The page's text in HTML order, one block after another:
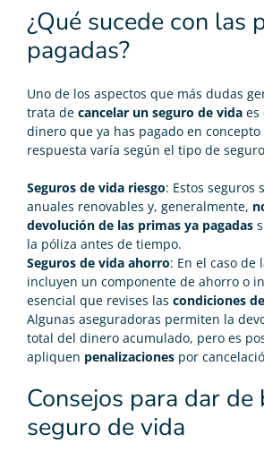
¿Qué sucede con las
pagadas?
Uno de los aspectos que más dudas
trata de cancelar un seguro de vida es
dinero que ya has pagado en concepto
respuesta varía según el tipo de
Seguros de vida riesgo: Estos seguros
anuales renovables y, generalmente,
devolución de las primas ya pagadas
la póliza antes de tiempo.
Seguros de vida ahorro: En el caso de
incluyen un componente de ahorro o
esencial que revises las condiciones
Algunas aseguradoras permiten la
total del dinero acumulado, pero es
apliquen penalizaciones por
Consejos para dar de
seguro de vida